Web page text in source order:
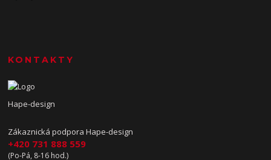
KONTAKTY
Hape-design
Zákaznická podpora Hape-design
+420 731 888 559
(Po-Pá, 8-16 hod.)